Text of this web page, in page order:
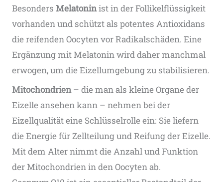
Besonders Melatoninist in der Follikelflüssigkeit
vorhanden und schützt als potentes Antioxidans
die reifenden Oocyten vor Radikalschäden​. Eine
Ergänzung mit Melatonin wird daher manchmal
erwogen, um die Eizellumgebung zu stabilisieren.
Mitochondrien– die man als kleine Organe der
Eizelle ansehen kann – nehmen bei der
Eizellqualität eine Schlüsselrolle ein: Sie liefern
die Energie für Zellteilung und Reifung der Eizelle.
Mit dem Alter nimmt die Anzahl und Funktion
der Mitochondrien in den Oocyten ab.